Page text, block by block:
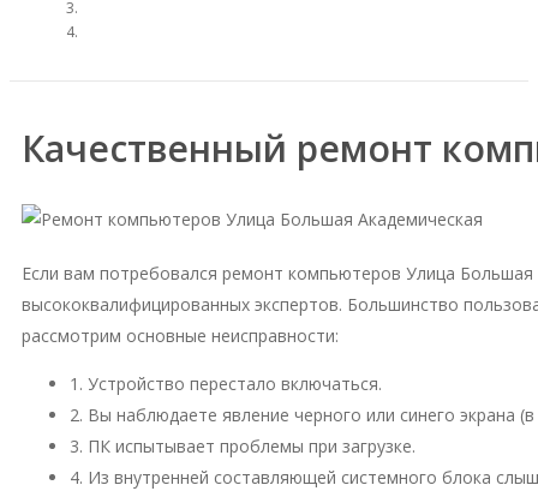
Качественный ремонт
Если вам потребовался ремонт компьютеров Улица
высококвалифицированных экспертов. Большинство
рассмотрим основные неисправности:
1. Устройство перестало включаться.
2. Вы наблюдаете явление черного или синего экрана
3. ПК испытывает проблемы при загрузке.
4. Из внутренней составляющей системного блока